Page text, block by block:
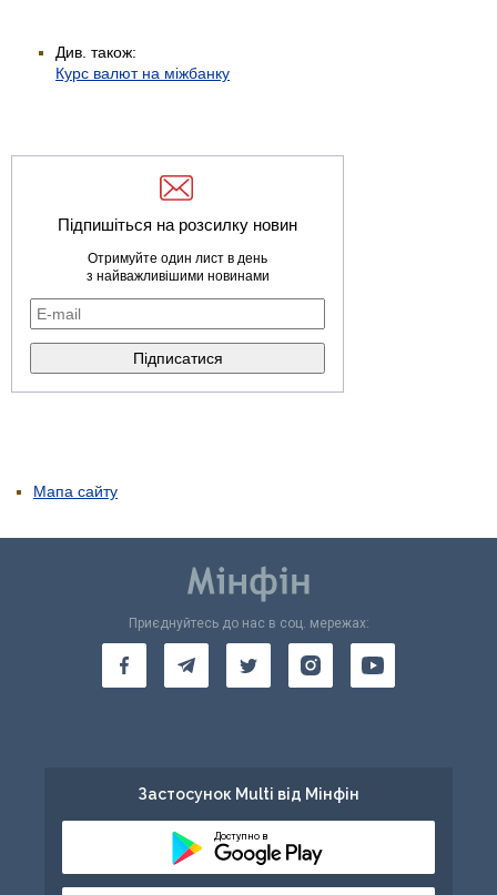
Див. також:
Курс валют на міжбанку
Підпишіться на розсилку новин
Отримуйте один лист в день
з найважливішими новинами
Мапа сайту
Приєднуйтесь до нас в соц. мережах:
Застосунок Multi від Мінфін
Доступно в